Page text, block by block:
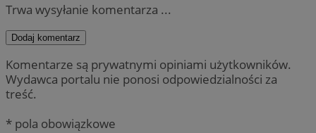
Trwa wysyłanie komentarza ...
Dodaj komentarz
Komentarze są prywatnymi opiniami użytkowników.
Wydawca portalu nie ponosi odpowiedzialności za
treść.
* pola obowiązkowe